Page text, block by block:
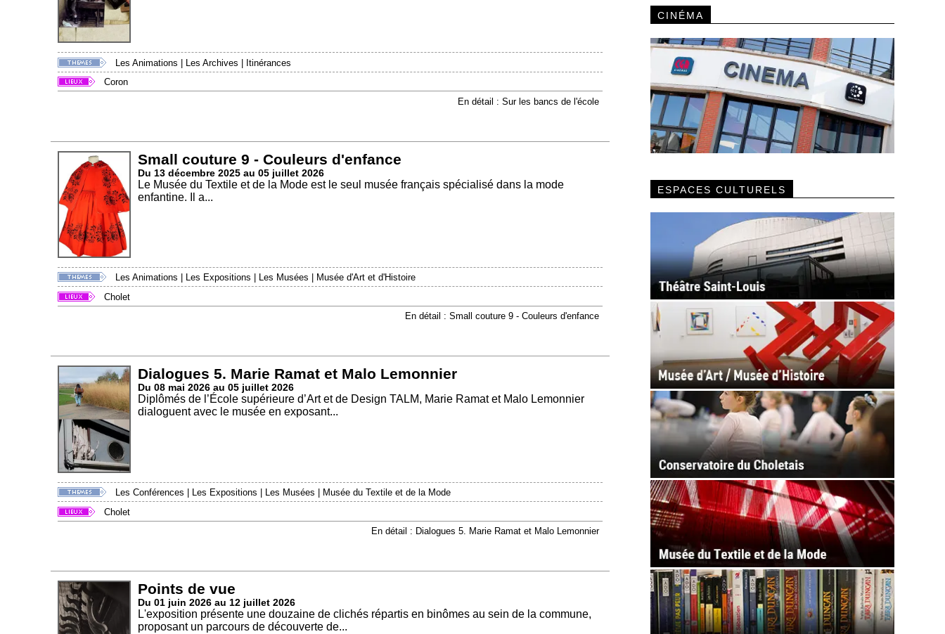
Les Animations Les Archives
Itinérances
Coron
En détail : Sur les bancs de l'école
Small couture 9 - Couleurs d'enfance
Du 13 décembre 2025 au 05 juillet 2026
Le Musée du Textile et de la Mode est le seul musée français spécialisé dans la mode
enfantine. Il a...
Les Animations Les Expositions Les Musées
Musée d'Art et d'Histoire
Cholet
En détail : Small couture 9 - Couleurs d'enfance
Dialogues 5. Marie Ramat et Malo Lemonnier
Du 08 mai 2026 au 05 juillet 2026
Diplômés de l’École supérieure d’Art et de Design TALM, Marie Ramat et Malo Lemonnier
dialoguent avec le musée en exposant...
Les Conférences Les Expositions Les Musées
Musée du Textile et de la Mode
Cholet
En détail : Dialogues 5. Marie Ramat et Malo Lemonnier
Points de vue
Du 01 juin 2026 au 12 juillet 2026
L'exposition présente une douzaine de clichés répartis en binômes au sein de la commune,
proposant un parcours de découverte de...
CINÉMA
ESPACES CULTURELS